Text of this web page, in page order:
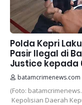
Polda Kepri
Pasir Ilegal di
Justice kepada
batamcrimenews.com
(Foto:
Kepolisian Daerah